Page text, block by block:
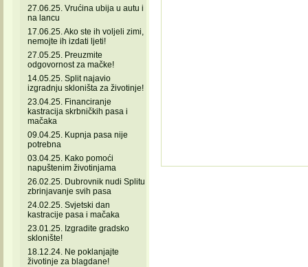
27.06.25. Vrućina ubija u autu i
na lancu
17.06.25. Ako ste ih voljeli zimi,
nemojte ih izdati ljeti!
27.05.25. Preuzmite
odgovornost za mačke!
14.05.25. Split najavio
izgradnju skloništa za životinje!
23.04.25. Financiranje
kastracija skrbničkih pasa i
mačaka
09.04.25. Kupnja pasa nije
potrebna
03.04.25. Kako pomoći
napuštenim životinjama
26.02.25. Dubrovnik nudi Splitu
zbrinjavanje svih pasa
24.02.25. Svjetski dan
kastracije pasa i mačaka
23.01.25. Izgradite gradsko
sklonište!
18.12.24. Ne poklanjajte
životinje za blagdane!